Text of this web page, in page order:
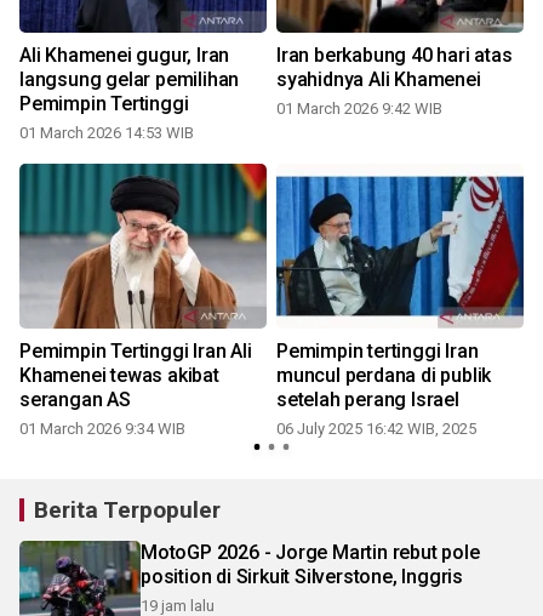
Ali Khamenei gugur, Iran
langsung gelar pemilihan
Pemimpin Tertinggi
01 March 2026 14:53 WIB
Iran berkabung 40 hari atas
syahidnya Ali Khamenei
01 March 2026 9:42 WIB
Pemimpin Tertinggi Iran Ali
Khamenei tewas akibat
serangan AS
01 March 2026 9:34 WIB
Pemimpin tertinggi Iran
muncul perdana di publik
setelah perang Israel
06 July 2025 16:42 WIB, 2025
Berita Terpopuler
MotoGP 2026 - Jorge Martin rebut pole
position di Sirkuit Silverstone, Inggris
19 jam lalu